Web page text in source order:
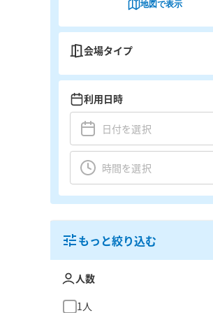
地図で表示
会場タイプ
利用日時
もっと絞り込む
人数
1人